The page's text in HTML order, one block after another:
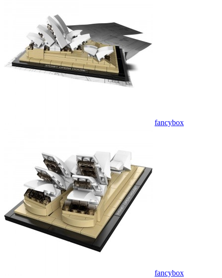
fancybox
fancybox